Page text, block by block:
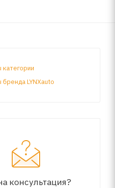
LYNXauto
консультация?